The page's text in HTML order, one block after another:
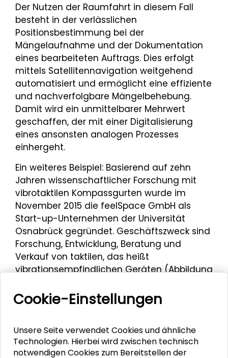
Der Nutzen der Raumfahrt in diesem Fall
besteht in der verlässlichen
Positionsbestimmung bei der
Mängelaufnahme und der Dokumentation
eines bearbeiteten Auftrags. Dies erfolgt
mittels Satellitennavigation weitgehend
automatisiert und ermöglicht eine effiziente
und nachverfolgbare Mängelbehebung.
Damit wird ein unmittelbarer Mehrwert
geschaffen, der mit einer Digitalisierung
eines ansonsten analogen Prozesses
einhergeht.
Ein weiteres Beispiel: Basierend auf zehn
Jahren wissenschaftlicher Forschung mit
vibrotaktilen Kompassgurten wurde im
November 2015 die feelSpace GmbH als
Start-up-Unternehmen der Universität
Osnabrück gegründet. Geschäftszweck sind
Forschung, Entwicklung, Beratung und
Verkauf von taktilen, das heißt
vibrationsempfindlichen Geräten (Abbildung
Gründungsteam besteht aus Silke Kärcher,
Jessika Schwandt und Susan Wache.
ESA BIC-Netzwerk aufgenommen, hat
daraufhin seinen Unternehmenssitz nach
Cookie-Einstellungen
Unsere Seite verwendet Cookies und ähnliche
Technologien. Hierbei wird zwischen technisch
notwendigen Cookies zum Bereitstellen der